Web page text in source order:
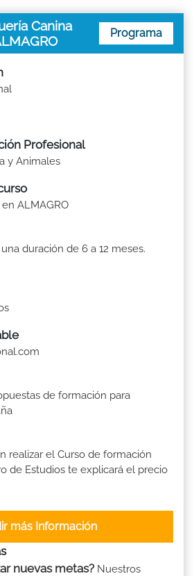
Canina
Programa
Profesional
y Animales
ALMAGRO
duración de 6 a 12 meses.
de formación para
realizar el Curso de formación
de Estudios te explicará el precio
más Información
nuevas metas? Nuestros